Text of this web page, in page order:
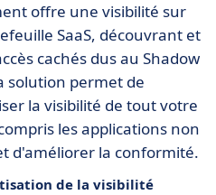
offre une visibilité sur
SaaS, découvrant et
cachés dus au Shadow
solution permet de
la visibilité de tout votre
les applications non
d'améliorer la conformité.
de la visibilité